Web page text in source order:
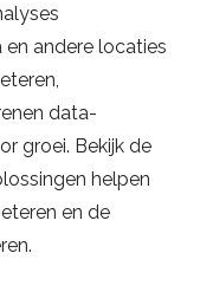
andere locaties
data-
groei. Bekijk de
helpen
en de